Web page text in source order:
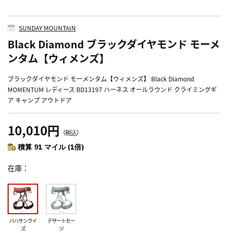
SUNDAY MOUNTAIN
Black Diamond ブラックダイヤモンド モーメ
ンタム【ウィメンズ】
ブラックダイヤモンド モーメンタム【ウィメンズ】 Black Diamond
MOMENTUM レディース BD13197 ハーネス オールラウンド クライミングギ
ア キャンプ アウトドア
10,010円 （税込）
積算 91 マイル (1倍)
在庫
バハサンライ
ズ
デザートセー
ジ